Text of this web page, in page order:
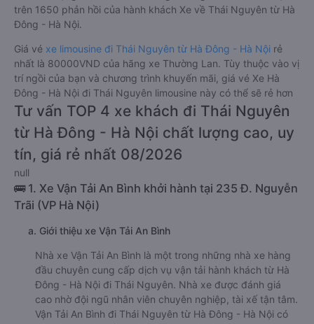
trên 1650 phản hồi của hành khách Xe về Thái Nguyên từ Hà
Đông - Hà Nội.
Giá vé xe limousine đi Thái Nguyên từ Hà Đông - Hà Nội rẻ
nhất là 80000VND của hãng xe Thường Lan. Tùy thuộc vào vị
trí ngồi của bạn và chương trình khuyến mãi, giá vé Xe Hà
Đông - Hà Nội đi Thái Nguyên limousine này có thể sẽ rẻ hơn
Tư vấn TOP 4 xe khách đi Thái Nguyên
từ Hà Đông - Hà Nội chất lượng cao, uy
tín, giá rẻ nhất 08/2026
null
🚌 1. Xe Vận Tải An Bình khởi hành tại 235 Đ. Nguyễn
Trãi (VP Hà Nội)
a. Giới thiệu xe Vận Tải An Bình
Nhà xe Vận Tải An Bình là một trong những nhà xe hàng
đầu chuyên cung cấp dịch vụ vận tải hành khách từ Hà
Đông - Hà Nội đi Thái Nguyên. Nhà xe được đánh giá
cao nhờ đội ngũ nhân viên chuyên nghiệp, tài xế tận tâm.
Vận Tải An Bình đi Thái Nguyên từ Hà Đông - Hà Nội có